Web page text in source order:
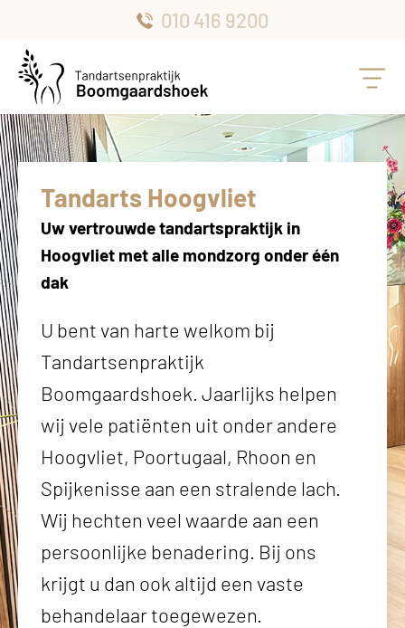
010 416 9200
Tandarts Hoogvliet
Uw vertrouwde tandartspraktijk in
Hoogvliet met alle mondzorg onder één
dak
U bent van harte welkom bij
Tandartsenpraktijk
Boomgaardshoek. Jaarlijks helpen
wij vele patiënten uit onder andere
Hoogvliet, Poortugaal, Rhoon en
Spijkenisse aan een stralende lach.
Wij hechten veel waarde aan een
persoonlijke benadering. Bij ons
krijgt u dan ook altijd een vaste
behandelaar toegewezen.